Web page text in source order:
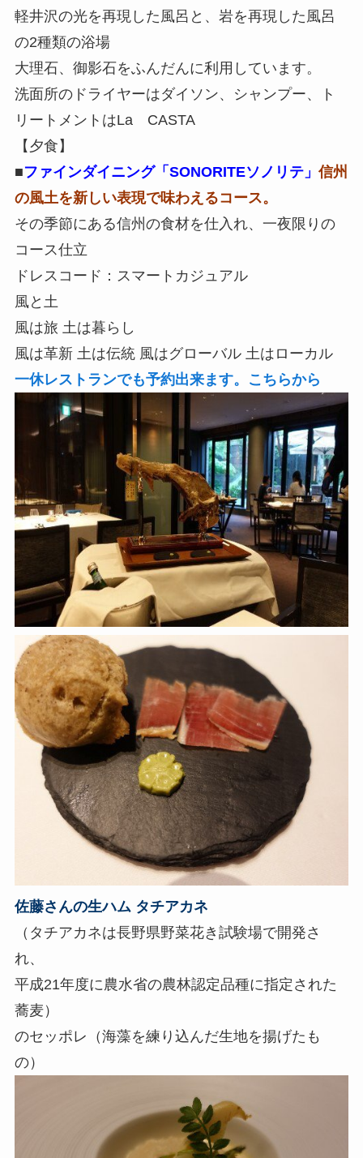
軽井沢の光を再現した風呂と、岩を再現した風呂
の2種類の浴場
大理石、御影石をふんだんに利用しています。
洗面所のドライヤーはダイソン、シャンプー、ト
リートメントはLa CASTA
【夕食】
■ファインダイニング「SONORITEソノリテ」 信州
の風土を新しい表現で味わえるコース。
その季節にある信州の食材を仕入れ、 一夜限りの
コース仕立
ドレスコード：スマートカジュアル
風と土
風は旅 土は暮らし
風は革新 土は伝統 風はグローバル 土はローカル
一休レストランでも予約出来ます。こちらから
佐藤さんの生ハム タチアカネ
（タチアカネは長野県野菜花き試験場で開発さ
れ、
平成21年度に農水省の農林認定品種に指定された
蕎麦）
のセッポレ（海藻を練り込んだ生地を揚げたも
の）